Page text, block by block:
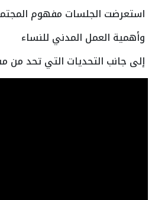
استعرضت الجلسات مفهوم
وأهمية العمل المدني للنساء
إلى جانب التحديات التي تحد من